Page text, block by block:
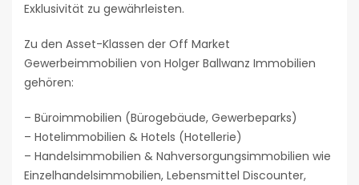
Exklusivität zu gewährleisten.
Zu den Asset-Klassen der Off Market
Gewerbeimmobilien von Holger Ballwanz Immobilien
gehören:
– Büroimmobilien (Bürogebäude, Gewerbeparks)
– Hotelimmobilien & Hotels (Hotellerie)
– Handelsimmobilien & Nahversorgungsimmobilien wie
Einzelhandelsimmobilien, Lebensmittel Discounter,